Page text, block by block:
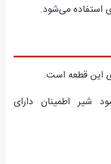
استفاده می‌شود.
این قطعه است.
شیر اطمینان دارای